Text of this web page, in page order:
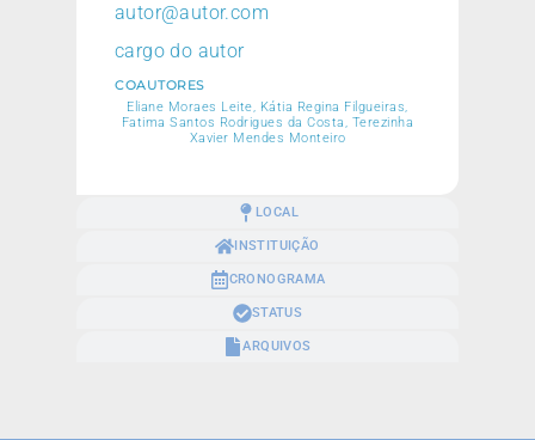
LOCAL
INSTITUIÇÃO
CRONOGRAMA
STATUS
ARQUIVOS
autor@autor.com
cargo do autor
COAUTORES
Eliane Moraes Leite, Kátia Regina Filgueiras,
Fatima Santos Rodrigues da Costa, Terezinha
Xavier Mendes Monteiro